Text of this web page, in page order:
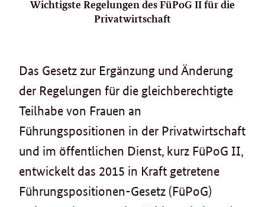
Wichtigste Regelungen des FüPoG II für die
Privatwirtschaft
Das Gesetz zur Ergänzung und Änderung
der Regelungen für die gleichberechtigte
Teilhabe von Frauen an
Führungspositionen in der Privatwirtschaft
und im öffentlichen Dienst, kurz FüPoG II,
entwickelt das 2015 in Kraft getretene
Führungspositionen-Gesetz (FüPoG)